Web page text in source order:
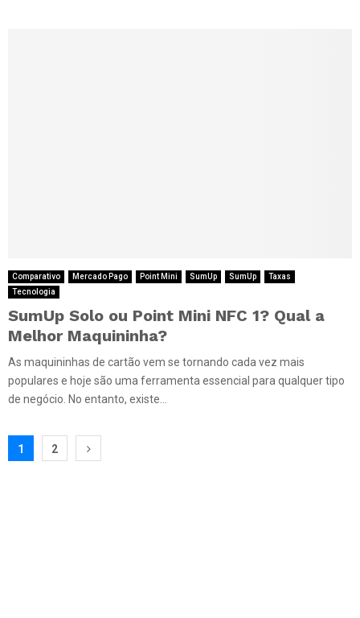
Comparativo Mercado Pago Point Mini SumUp SumUp
Taxas
Tecnologia
SumUp Solo ou Point Mini NFC 1? Qual a
Melhor Maquininha?
As maquininhas de cartão vem se tornando cada vez mais
populares e hoje são uma ferramenta essencial para qualquer tipo
de negócio. No entanto, existe...
Paginação
1 2